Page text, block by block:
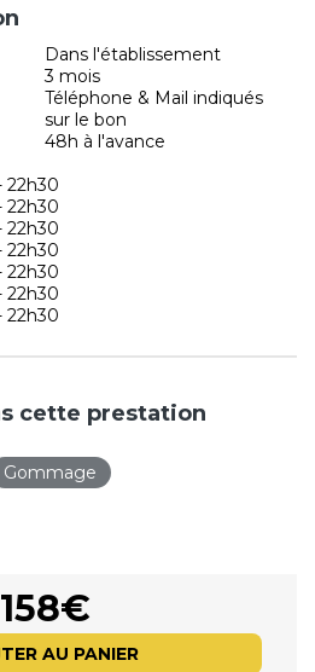
Dans l'établissement
3 mois
Téléphone & Mail indiqués
sur le bon
48h à l'avance
22h30
22h30
22h30
22h30
22h30
22h30
22h30
cette prestation
Gommage
158€
AU PANIER